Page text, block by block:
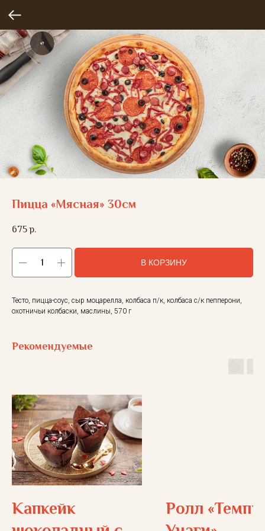
Пицца «Мясная» 30см
675 р.
В КОРЗИНУ
Тесто, пицца-соус, сыр моцарелла, колбаса п/к, колбаса с/к пепперони,
охотничьи колбаски, маслины, 570 г
Рекомендуемые
Капкейк
Ролл